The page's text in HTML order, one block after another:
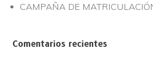
CAMPAÑA DE
Comentarios recientes